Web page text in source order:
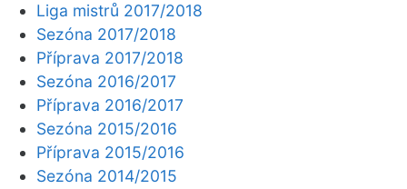
Liga mistrů 2017/2018
Sezóna 2017/2018
Příprava 2017/2018
Sezóna 2016/2017
Příprava 2016/2017
Sezóna 2015/2016
Příprava 2015/2016
Sezóna 2014/2015